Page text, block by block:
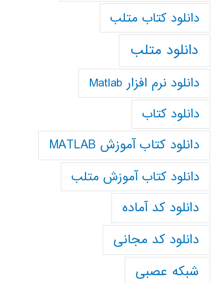
دانلود كتاب متلب
دانلود متلب
دانلود نرم افزار Matlab
دانلود کتاب
دانلود کتاب آموزش MATLAB
دانلود کتاب آموزش متلب
دانلود کد آماده
دانلود کد مجانی
شبکه عصبی